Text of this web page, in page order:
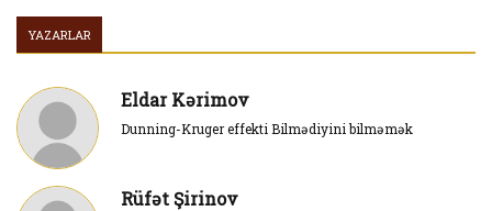
YAZARLAR
Eldar Kərimov
Dunning-Kruger effekti Bilmədiyini bilməmək
Rüfət Şirinov